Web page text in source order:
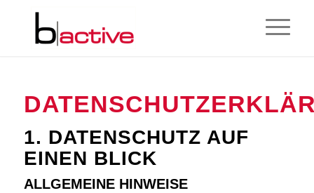
1. DATENSCHUTZ AUF
EINEN BLICK
ALLGEMEINE HINWEISE